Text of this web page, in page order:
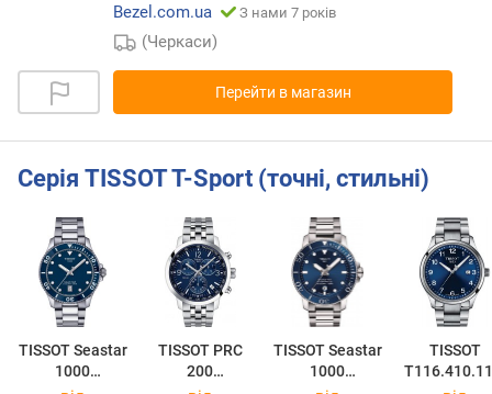
Bezel.com.ua
З нами 7 років
(Черкаси)
Перейти в магазин
Серія TISSOT T-Sport (точні, стильні)
TISSOT Seastar
1000
TISSOT PRC
200
TISSOT Seastar
1000
TISSOT